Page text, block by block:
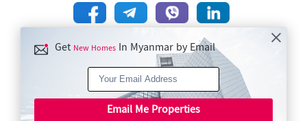
Get New Homes In Myanmar by Email
Email Me Properties